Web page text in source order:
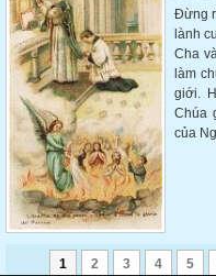
Đừng
lành
Cha
làm
giới.
Chúa
của
1 2 3 4 5